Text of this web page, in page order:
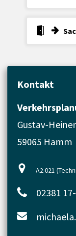
Kontakt
Gustav-
59065 Hamm
A2.021
02381